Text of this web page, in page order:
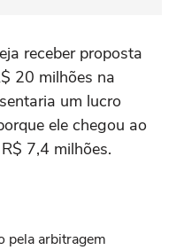
receber proposta
20 milhões na
um lucro
ele chegou ao
7,4 milhões.
pela arbitragem